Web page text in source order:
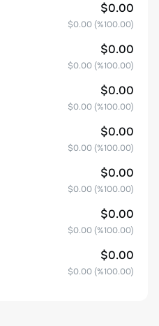
$0.00
$0.00 (%100.00)
$0.00
$0.00 (%100.00)
$0.00
$0.00 (%100.00)
$0.00
$0.00 (%100.00)
$0.00
$0.00 (%100.00)
$0.00
$0.00 (%100.00)
$0.00
$0.00 (%100.00)